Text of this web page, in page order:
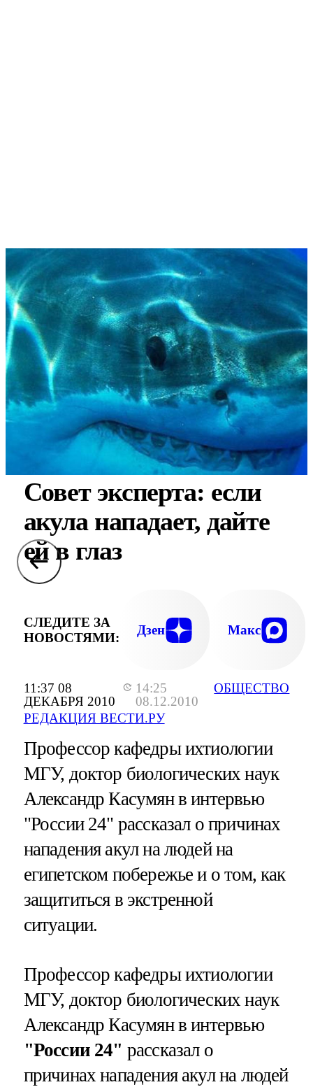
11:37 08
ДЕКАБРЯ 2010
14:25
08.12.2010
РЕДАКЦИЯ ВЕСТИ.РУ
ОБЩЕСТВО
Совет эксперта: если
акула нападает, дайте
ей в глаз
СЛЕДИТЕ ЗА
НОВОСТЯМИ:
Дзен Макс
Профессор кафедры ихтиологии
МГУ, доктор биологических наук
Александр Касумян в интервью
"России 24" рассказал о причинах
нападения акул на людей на
египетском побережье и о том, как
защититься в экстренной
ситуации.
Профессор кафедры ихтиологии
МГУ, доктор биологических наук
Александр Касумян в интервью
"России 24" рассказал о
причинах нападения акул на людей